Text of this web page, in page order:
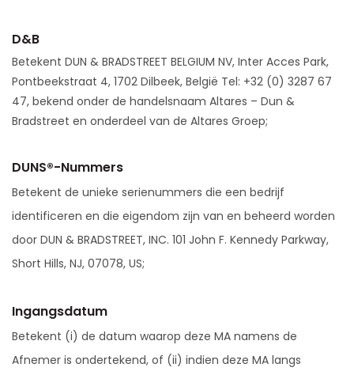
D&B
Betekent DUN & BRADSTREET BELGIUM NV, Inter Acces Park,
Pontbeekstraat 4, 1702 Dilbeek, België Tel: +32 (0) 3287 67
47, bekend onder de handelsnaam Altares – Dun &
Bradstreet en onderdeel van de Altares Groep;
DUNS®-Nummers
Betekent de unieke serienummers die een bedrijf
identificeren en die eigendom zijn van en beheerd worden
door DUN & BRADSTREET, INC. 101 John F. Kennedy Parkway,
Short Hills, NJ, 07078, US;
Ingangsdatum
Betekent (i) de datum waarop deze MA namens de
Afnemer is ondertekend, of (ii) indien deze MA langs